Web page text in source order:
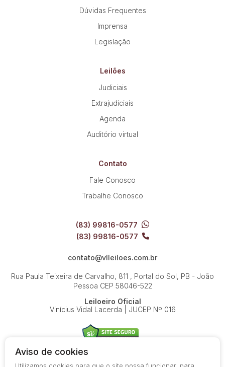
Dúvidas Frequentes
Imprensa
Legislação
Leilões
Judiciais
Extrajudiciais
Agenda
Auditório virtual
Contato
Fale Conosco
Trabalhe Conosco
(83) 99816-0577
(83) 99816-0577
contato@vlleiloes.com.br
Rua Paula Teixeira de Carvalho, 811 , Portal do Sol, PB - João
Pessoa CEP 58046-522
Leiloeiro Oficial
Vinícius Vidal Lacerda | JUCEP Nº 016
Aviso de cookies